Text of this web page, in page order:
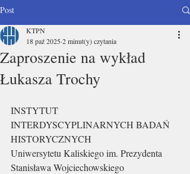
Post
Zaproszenie na wykład
Łukasza Trochy
KTPN
18 paź 20252 minut(y) czytania
INSTYTUT
INTERDYSCYPLINARNYCH BADAŃ
HISTORYCZNYCH
Uniwersytetu Kaliskiego im. Prezydenta
Stanisława Wojciechowskiego